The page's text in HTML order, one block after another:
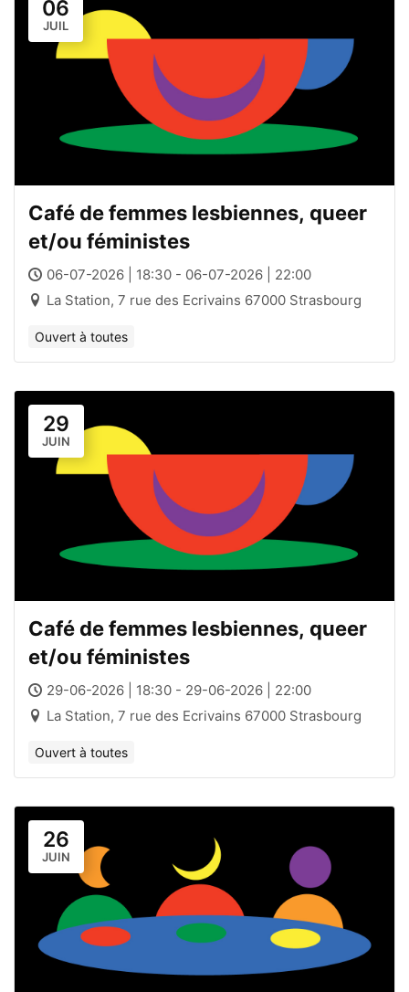
06
JUIL
Café de femmes lesbiennes, queer
et/ou féministes
06-07-2026 | 18:30 - 06-07-2026 | 22:00
La Station, 7 rue des Ecrivains 67000 Strasbourg
Ouvert à toutes
29
JUIN
Café de femmes lesbiennes, queer
et/ou féministes
29-06-2026 | 18:30 - 29-06-2026 | 22:00
La Station, 7 rue des Ecrivains 67000 Strasbourg
Ouvert à toutes
26
JUIN